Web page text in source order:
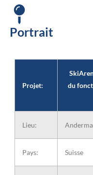
Portrait
Projet:
du
Lieu:
Pays: Suisse